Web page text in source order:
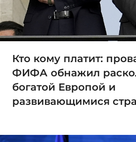
Кто кому платит:
ФИФА обнажил
богатой Европой и
развивающимися